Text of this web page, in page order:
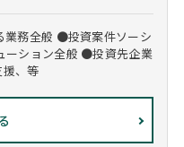
業務全般 ●投資案件ソーシ
ーション全般 ●投資先企業
、等